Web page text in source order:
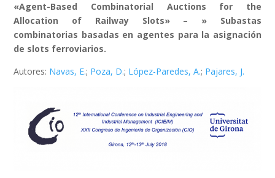
«Agent-Based Combinatorial Auctions for the
Allocation of Railway Slots» – » Subastas
combinatorias basadas en agentes para la asignación
de slots ferroviarios.
Autores: Navas, E.; Poza, D.; López-Paredes, A.; Pajares, J.